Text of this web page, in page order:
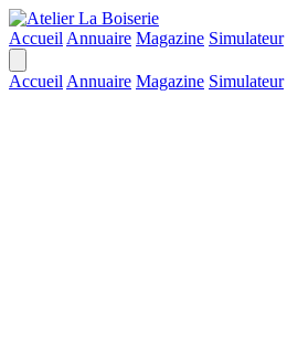
Accueil Annuaire Magazine Simulateur
Accueil Annuaire Magazine Simulateur